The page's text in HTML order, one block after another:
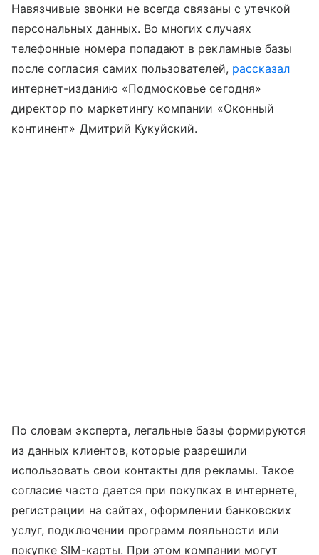
Навязчивые звонки не всегда связаны с утечкой
персональных данных. Во многих случаях
телефонные номера попадают в рекламные базы
после согласия самих пользователей, рассказал
интернет-изданию «Подмосковье сегодня»
директор по маркетингу компании «Оконный
континент» Дмитрий Кукуйский.
По словам эксперта, легальные базы формируются
из данных клиентов, которые разрешили
использовать свои контакты для рекламы. Такое
согласие часто дается при покупках в интернете,
регистрации на сайтах, оформлении банковских
услуг, подключении программ лояльности или
покупке SIM-карты. При этом компании могут